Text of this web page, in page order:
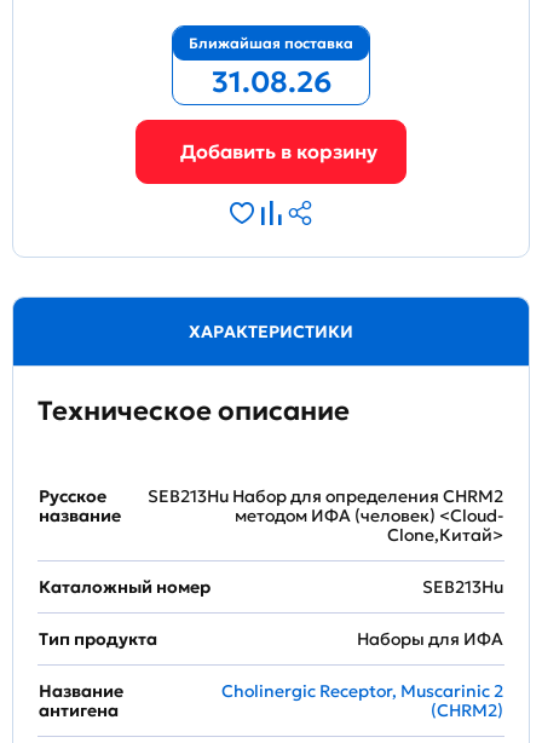
Ближайшая поставка
31.08.26
ХАРАКТЕРИСТИКИ
Техническое описание
Русское
название
SEB213Hu Набор для определения CHRM2
методом ИФА (человек) <Cloud-
Clone,Китай>
Каталожный номер SEB213Hu
Тип продукта Наборы для ИФА
Название
антигена
Cholinergic Receptor, Muscarinic 2
(CHRM2)